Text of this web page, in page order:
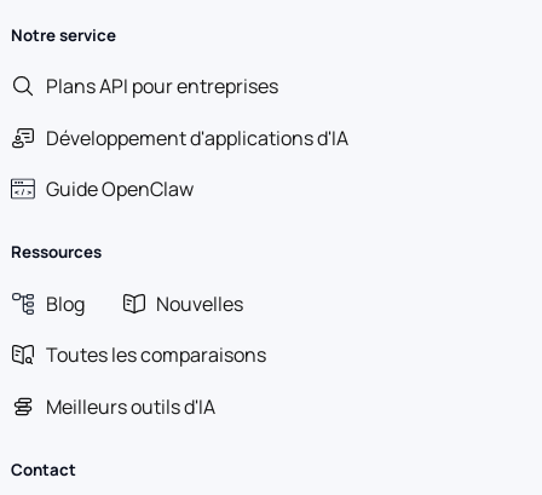
Notre service
Plans API pour entreprises
Développement d'applications d'IA
Guide OpenClaw
Ressources
Blog
Nouvelles
Toutes les comparaisons
Meilleurs outils d'IA
Contact